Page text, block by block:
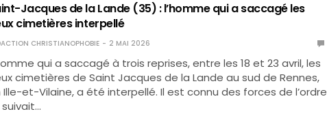
Jacques de la Lande (35) : l’homme qui a saccagé les
cimetières interpellé
CHRISTIANOPHOBIE 2 MAI 2026
qui a saccagé à trois reprises, entre les 18 et 23 avril, les
cimetières de Saint Jacques de la Lande au sud de Rennes,
Ille-et-Vilaine, a été interpellé. Il est connu des forces de l’ordre